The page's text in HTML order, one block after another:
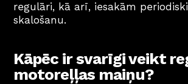
regulāri, kā arī, iesakām
skalošanu.
Kāpēc ir svarīgi veikt
motoreļļas maiņu?